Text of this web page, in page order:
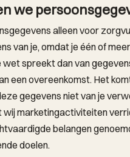
we
alleen voor
van je, omdat je één of
spreekt dan van
een overeenkomst. Het
gegevens niet van je
marketingactiviteiten
belangen
doelen.